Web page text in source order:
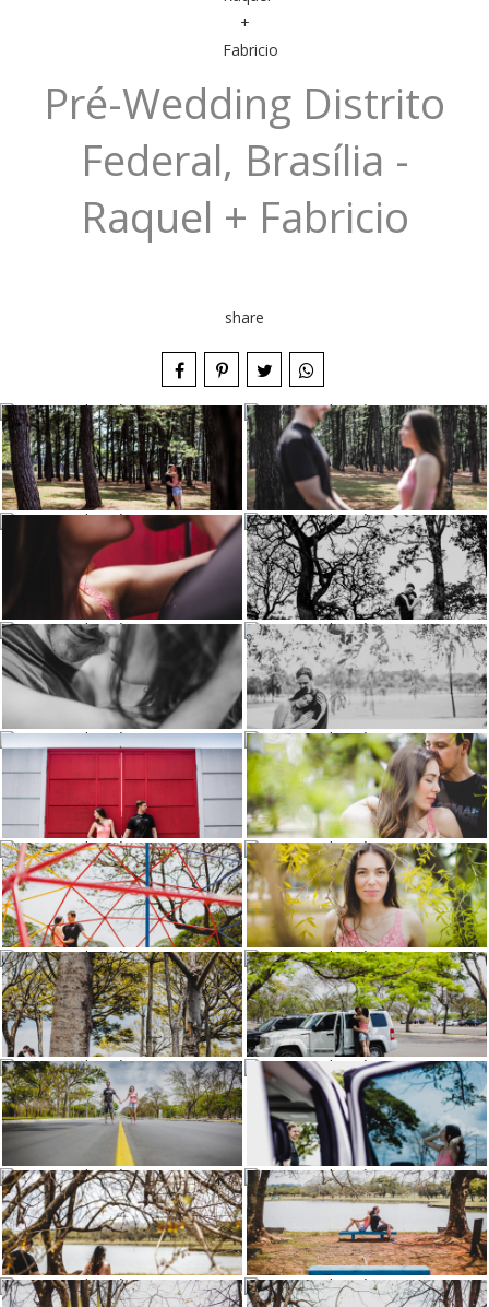
Pré-Wedding Distrito
Federal, Brasília -
Raquel + Fabricio
share